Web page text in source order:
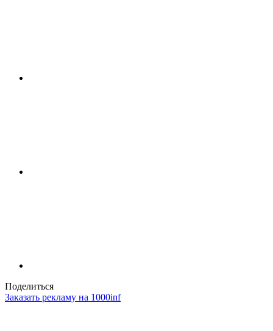
Поделиться
Заказать рекламу на 1000inf